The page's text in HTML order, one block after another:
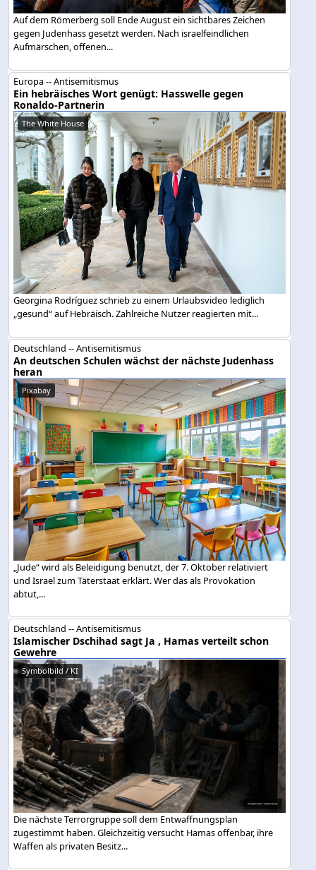
Auf dem Römerberg soll Ende August ein sichtbares Zeichen
gegen Judenhass gesetzt werden. Nach israelfeindlichen
Aufmärschen, offenen...
Europa -- Antisemitismus
Ein hebräisches Wort genügt: Hasswelle gegen
Ronaldo-Partnerin
The White House
Georgina Rodríguez schrieb zu einem Urlaubsvideo lediglich
„gesund“ auf Hebräisch. Zahlreiche Nutzer reagierten mit...
Deutschland -- Antisemitismus
An deutschen Schulen wächst der nächste Judenhass
heran
Pixabay
„Jude“ wird als Beleidigung benutzt, der 7. Oktober relativiert
und Israel zum Täterstaat erklärt. Wer das als Provokation
abtut,...
Deutschland -- Antisemitismus
Islamischer Dschihad sagt Ja , Hamas verteilt schon
Gewehre
Symbolbild / KI
Die nächste Terrorgruppe soll dem Entwaffnungsplan
zugestimmt haben. Gleichzeitig versucht Hamas offenbar, ihre
Waffen als privaten Besitz...